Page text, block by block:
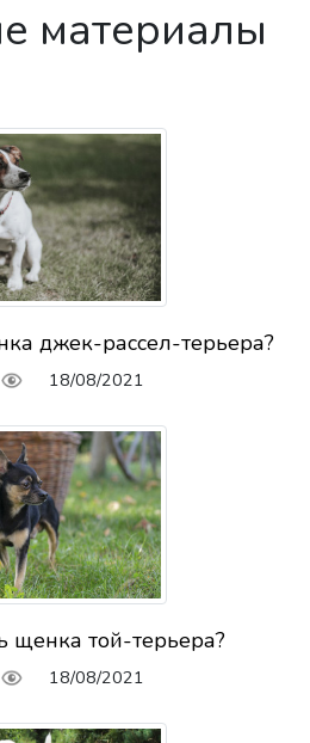
материалы
джек-рассел-терьера?
18/08/2021
щенка той-терьера?
18/08/2021